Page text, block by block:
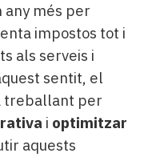
any més per
impostos tot i
als serveis i
sentit, el
treballant per
i optimitzar
aquests